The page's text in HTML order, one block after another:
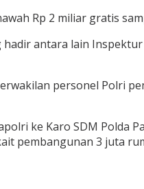
Rp 2 miliar gratis
antara lain
personel Polri
ke Karo SDM Polda
pembangunan 3 juta